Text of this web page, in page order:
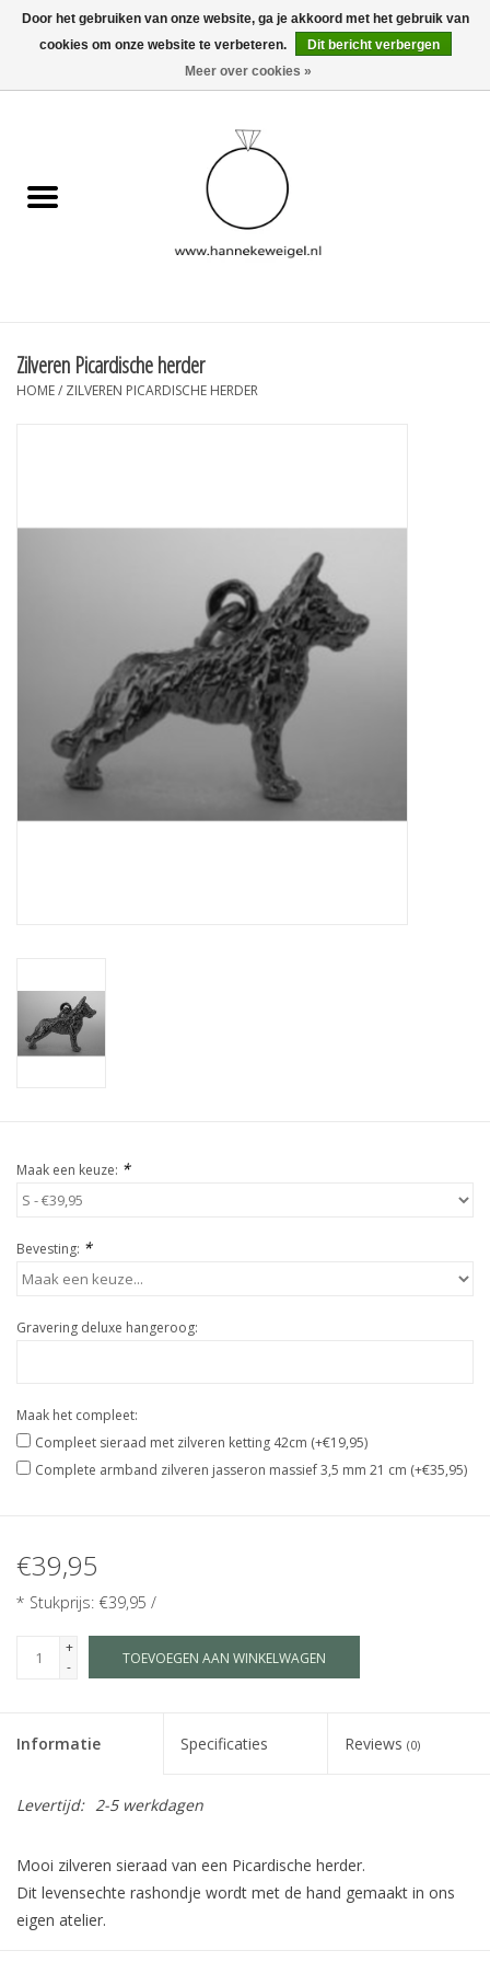
0 Artikelen - €0,00
Informatie
Zilveren Picardische herder
HOME/ ZILVEREN PICARDISCHE HERDER
Maak een keuze: *
Bevesting: *
Gravering deluxe hangeroog:
Maak het compleet:
Compleet sieraad met zilveren ketting 42cm (+€19,95)
Complete armband zilveren jasseron massief 3,5 mm 21 cm (+€35,95)
€39,95
* Stukprijs: €39,95 /
+
-
TOEVOEGEN AAN WINKELWAGEN
Informatie Specificaties Reviews (0)
Levertijd: 2-5 werkdagen
Mooi zilveren sieraad van een Picardische herder.
Dit levensechte rashondje wordt met de hand gemaakt in ons
eigen atelier.
Door het gebruiken van onze website, ga je akkoord met het gebruik van
cookies om onze website te verbeteren.
Dit bericht verbergen
Meer over cookies »